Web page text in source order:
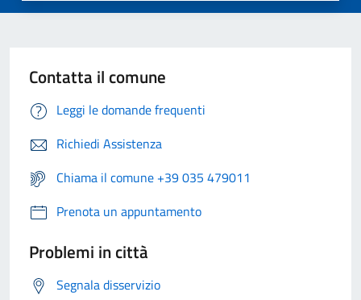
Contatta il comune
Leggi le domande frequenti
Richiedi Assistenza
Chiama il comune +39 035 479011
Prenota un appuntamento
Problemi in città
Segnala disservizio